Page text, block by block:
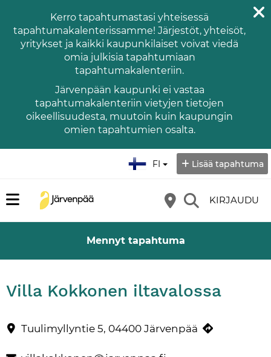
Kerro tapahtumastasi yhteisessä
tapahtumakalenterissamme! Järjestöt, yhteisöt,
yritykset ja kaikki kaupunkilaiset voivat viedä
omia julkisia tapahtumiaan
tapahtumakalenteriin.
Järvenpään kaupunki ei vastaa
tapahtumakalenteriin vietyjen tietojen
oikeellisuudesta, muutoin kuin kaupungin
omien tapahtumien osalta.
FI Lisää tapahtuma
KIRJAUDU
Mennyt tapahtuma
Villa Kokkonen iltavalossa
Avoimet ovet Villa Kokkosessa
Yhteystiedot
Tuulimyllyntie 5, 04400 Järvenpää